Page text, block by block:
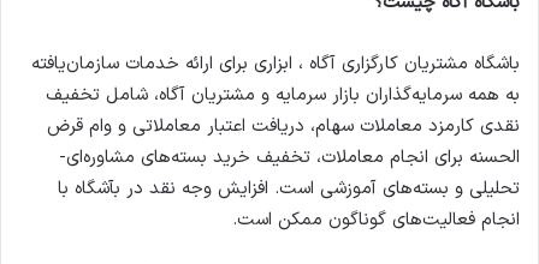
باشگاه مشتریان کارگزاری آگاه ، ابزاری برای ارائه خدمات سازمان‌یافته
به همه سرمایه‌گذاران بازار سرمایه و مشتریان آگاه، شامل تخفیف
نقدی کارمزد معاملات سهام، دریافت اعتبار معاملاتی و وام قرض
الحسنه برای انجام معاملات، تخفیف خرید بسته‌های مشاوره‌ای-
تحلیلی و بسته‌های آموزشی است. افزایش وجه نقد در بآشگاه با
انجام فعالیت‌های گوناگون ممکن است.